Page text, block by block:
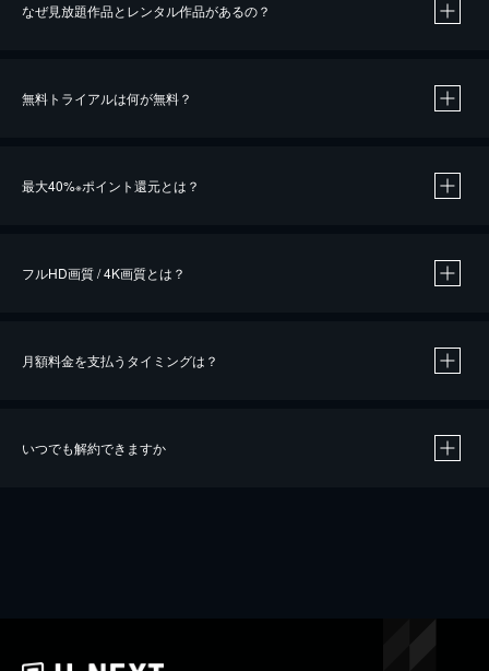
なぜ見放題作品とレンタル作品があるの？
無料トライアルは何が無料？
最大40%※ポイント還元とは？
※40％ポイント還元の対象は、クレジットカード決済による作品の購入 / レンタルです。
iOSアプリのUコイン決済による作品の購入 / レンタルは、20％のポイント還元です。
フルHD画質 / 4K画質とは？
月額料金を支払うタイミングは？
いつでも解約できますか